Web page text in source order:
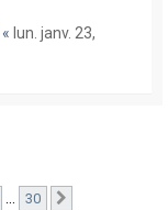
« lun. janv. 23,
… 30